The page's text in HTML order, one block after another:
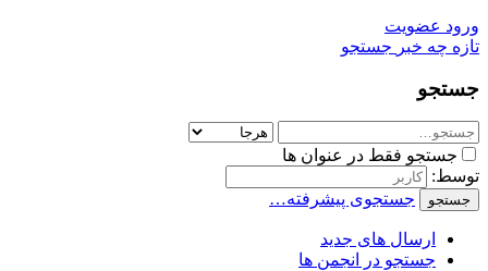
ورود عضویت
تازه چه خبر جستجو
جستجو
جستجو فقط در عنوان ها
توسط:
جستجو جستجوی پیشرفته…
ارسال های جدید
جستجو در انجمن ها